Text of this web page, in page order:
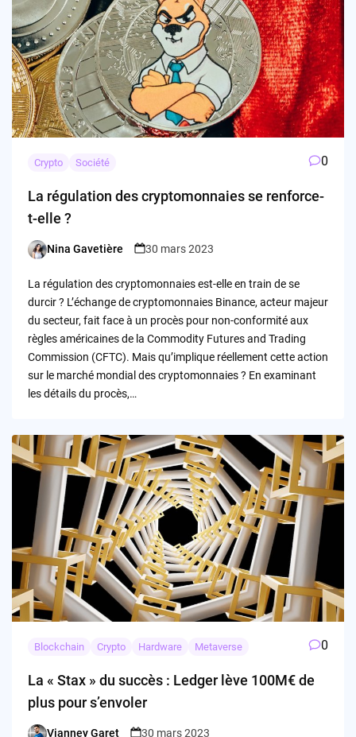
Crypto Société 0
La régulation des cryptomonnaies se renforce-
t-elle ?
Posted
Nina Gavetière 30 mars 2023
La régulation des cryptomonnaies est-elle en train de se
durcir ? L’échange de cryptomonnaies Binance, acteur majeur
du secteur, fait face à un procès pour non-conformité aux
règles américaines de la Commodity Futures and Trading
Commission (CFTC). Mais qu’implique réellement cette action
sur le marché mondial des cryptomonnaies ? En examinant
les détails du procès,…
Blockchain Crypto Hardware Metaverse 0
La « Stax » du succès : Ledger lève 100M€ de
plus pour s’envoler
Vianney Garet 30 mars 2023